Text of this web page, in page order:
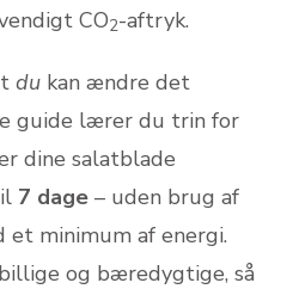
CO2-aftryk.
du kan ændre det
guide lærer du trin for
dine salatblade
7 dage – uden brug af
et minimum af energi.
og bæredygtige, så